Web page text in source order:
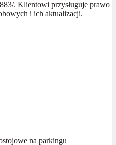
. Klientowi przysługuje prawo
i ich aktualizacji.
na parkingu